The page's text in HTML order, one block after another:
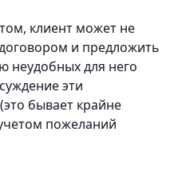
клиент может не
и предложить
неудобных для него
эти
бывает крайне
пожеланий